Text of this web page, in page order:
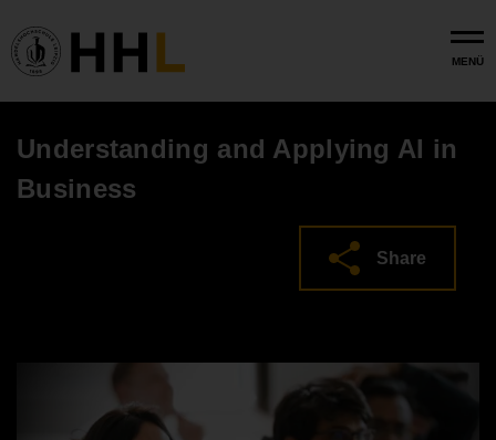
MENÜ
Understanding and Applying AI in
Business
Share